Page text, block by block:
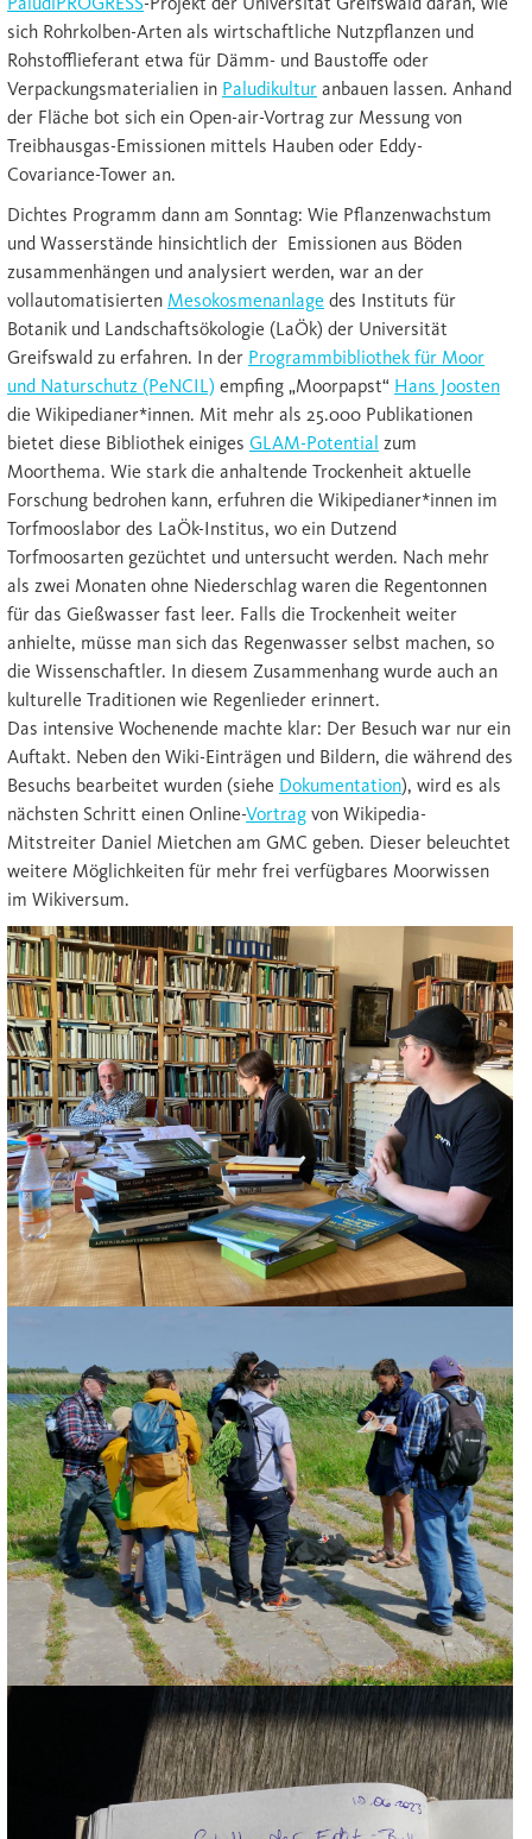
sich Rohrkolben-Arten als wirtschaftliche Nutzpflanzen und
Rohstofflieferant etwa für Dämm- und Baustoffe oder
Verpackungsmaterialien in Paludikultur anbauen lassen. Anhand
der Fläche bot sich ein Open-air-Vortrag zur Messung von
Treibhausgas-Emissionen mittels Hauben oder Eddy-
Covariance-Tower an.
Dichtes Programm dann am Sonntag: Wie Pflanzenwachstum
und Wasserstände hinsichtlich der Emissionen aus Böden
zusammenhängen und analysiert werden, war an der
vollautomatisierten Mesokosmenanlage des Instituts für
Botanik und Landschaftsökologie (LaÖk) der Universität
Greifswald zu erfahren. In der Programmbibliothek für Moor
und Naturschutz (PeNCIL) empfing „Moorpapst“ Hans Joosten
die Wikipedianer*innen. Mit mehr als 25.000 Publikationen
bietet diese Bibliothek einiges GLAM-Potential zum
Moorthema. Wie stark die anhaltende Trockenheit aktuelle
Forschung bedrohen kann, erfuhren die Wikipedianer*innen im
Torfmooslabor des LaÖk-Institus, wo ein Dutzend
Torfmoosarten gezüchtet und untersucht werden. Nach mehr
als zwei Monaten ohne Niederschlag waren die Regentonnen
für das Gießwasser fast leer. Falls die Trockenheit weiter
anhielte, müsse man sich das Regenwasser selbst machen, so
die Wissenschaftler. In diesem Zusammenhang wurde auch an
kulturelle Traditionen wie Regenlieder erinnert.
Das intensive Wochenende machte klar: Der Besuch war nur ein
Auftakt. Neben den Wiki-Einträgen und Bildern, die während des
Besuchs bearbeitet wurden (siehe Dokumentation), wird es als
nächsten Schritt einen Online-Vortrag von Wikipedia-
Mitstreiter Daniel Mietchen am GMC geben. Dieser beleuchtet
weitere Möglichkeiten für mehr frei verfügbares Moorwissen
im Wikiversum.